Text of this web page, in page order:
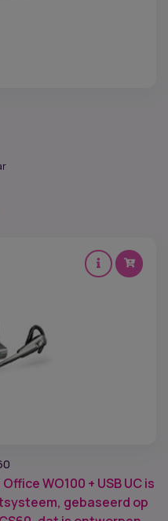
WO100 + USB UC is
gebaseerd op